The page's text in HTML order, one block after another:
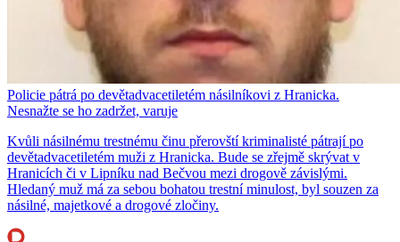
Policie pátrá po devětadvacetiletém násilníkovi z Hranicka.
Nesnažte se ho zadržet, varuje
Kvůli násilnému trestnému činu přerovští kriminalisté pátrají po
devětadvacetiletém muži z Hranicka. Bude se zřejmě skrývat v
Hranicích či v Lipníku nad Bečvou mezi drogově závislými.
Hledaný muž má za sebou bohatou trestní minulost, byl souzen za
násilné, majetkové a drogové zločiny.